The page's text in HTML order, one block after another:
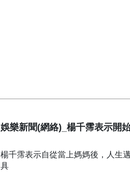
娛樂新聞(網絡)_楊千霈表示開
楊千霈表示自從當上媽媽後，人生
具